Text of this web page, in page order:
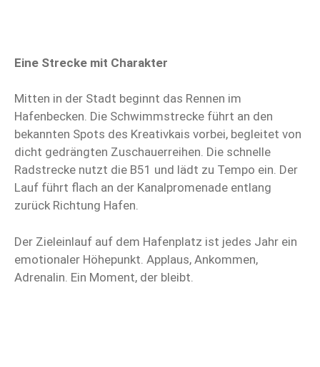
Eine Strecke mit Charakter
Mitten in der Stadt beginnt das Rennen im
Hafenbecken. Die Schwimmstrecke führt an den
bekannten Spots des Kreativkais vorbei, begleitet von
dicht gedrängten Zuschauerreihen. Die schnelle
Radstrecke nutzt die B51 und lädt zu Tempo ein. Der
Lauf führt flach an der Kanalpromenade entlang
zurück Richtung Hafen.
Der Zieleinlauf auf dem Hafenplatz ist jedes Jahr ein
emotionaler Höhepunkt. Applaus, Ankommen,
Adrenalin. Ein Moment, der bleibt.